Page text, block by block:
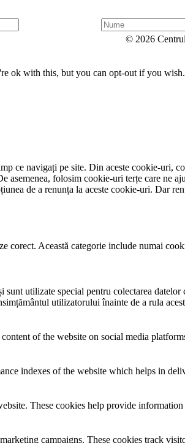
N
u
© 2026
ok with this, but you can opt-out if you wish.
ce navigați pe site. Din aceste cookie-uri,
asemenea, folosim cookie-uri terțe care ne
de a renunța la aceste cookie-uri. Dar
corect. Această categorie include numai
utilizate special pentru colectarea
utilizatorului înainte de a rula
of the website on social media
indexes of the website which helps in
These cookies help provide
campaigns. These cookies track